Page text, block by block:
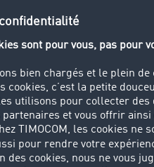
Rejoignez-nous dès